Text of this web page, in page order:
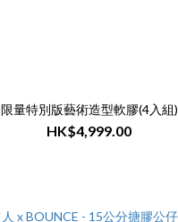
限量特別版藝術造型軟膠(4入組)
HK$4,999.00